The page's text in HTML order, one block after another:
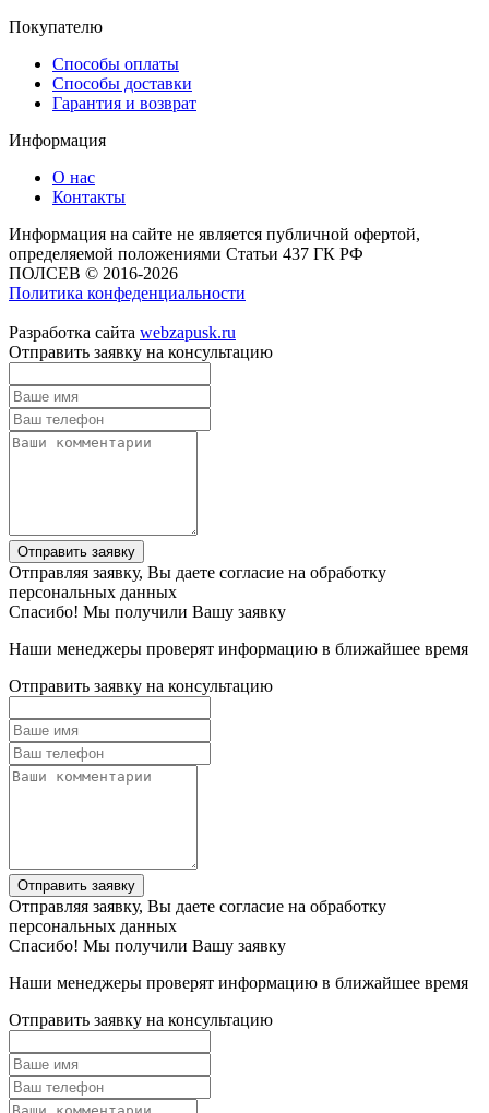
Покупателю
Способы оплаты
Способы доставки
Гарантия и возврат
Информация
О нас
Контакты
Информация на сайте не является публичной офертой,
определяемой положениями Статьи 437 ГК РФ
ПОЛСЕВ © 2016-2026
Политика конфеденциальности
Разработка сайта webzapusk.ru
Отправить заявку на консультацию
Отправить заявку
Отправляя заявку, Вы даете согласие на обработку
персональных данных
Спасибо! Мы получили Вашу заявку
Наши менеджеры проверят информацию в ближайшее время
Отправить заявку на консультацию
Отправить заявку
Отправляя заявку, Вы даете согласие на обработку
персональных данных
Спасибо! Мы получили Вашу заявку
Наши менеджеры проверят информацию в ближайшее время
Отправить заявку на консультацию